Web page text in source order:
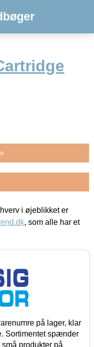
i øjeblikket er
, som alle har et
på lager, klar
Sortimentet spænder
produkter på